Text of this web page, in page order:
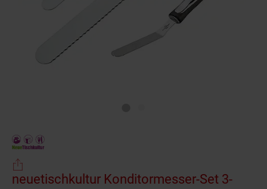
neuetischkultur Konditormesser-Set 3-